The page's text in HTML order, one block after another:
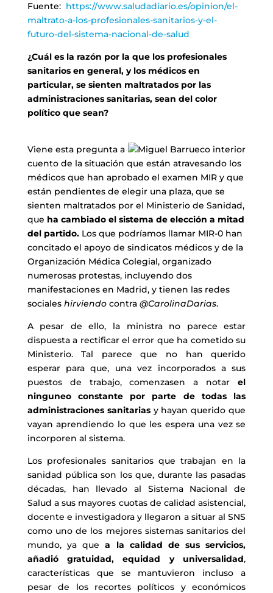
Fuente: https://www.saludadiario.es/opinion/el-
maltrato-a-los-profesionales-sanitarios-y-el-
futuro-del-sistema-nacional-de-salud
¿Cuál es la razón por la que los profesionales
sanitarios en general, y los médicos en
particular, se sienten maltratados por las
administraciones sanitarias, sean del color
político que sean?
Viene esta pregunta a
cuento de la situación que están atravesando los
médicos que han aprobado el examen MIR y que
están pendientes de elegir una plaza, que se
sienten maltratados por el Ministerio de Sanidad,
que ha cambiado el sistema de elección a mitad
del partido.Los que podríamos llamar MIR-0 han
concitado el apoyo de sindicatos médicos y de la
Organización Médica Colegial, organizado
numerosas protestas, incluyendo dos
manifestaciones en Madrid, y tienen las redes
sociales hirviendocontra @CarolinaDarias.
A pesar de ello, la ministra no parece estar
dispuesta a rectificar el error que ha cometido su
Ministerio. Tal parece que no han querido
esperar para que, una vez incorporados a sus
puestos de trabajo, comenzasen a notar
el
ninguneo constante por parte de todas las
administraciones sanitarias y hayan querido que
vayan aprendiendo lo que les espera una vez se
incorporen al sistema.
Los profesionales sanitarios que trabajan en la
sanidad pública son los que, durante las pasadas
décadas, han llevado al Sistema Nacional de
Salud a sus mayores cuotas de calidad asistencial,
docente e investigadora y llegaron a situar al SNS
como uno de los mejores sistemas sanitarios del
mundo, ya que a la calidad de sus servicios,
añadió gratuidad, equidad y universalidad,
características que se mantuvieron incluso a
pesar de los recortes políticos y económicos